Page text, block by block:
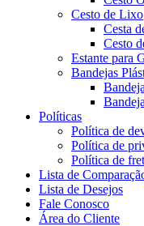
Cesto de Lixo
Cesta
Cesto
Estante para
Bandejas
Políticas
Política de
Política de
Política de
Lista de
Lista de Desejos
Fale Conosco
Área do Cliente